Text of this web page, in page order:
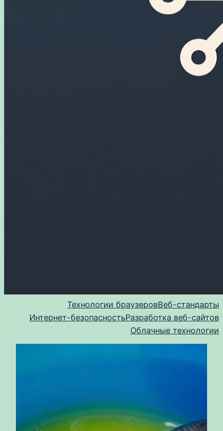
Технологии браузеровВеб-стандарты
Интернет-безопасностьРазработка веб-сайтов
Облачные технологии